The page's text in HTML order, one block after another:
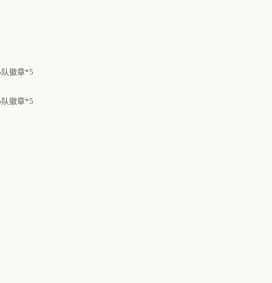
徽章*5
徽章*5